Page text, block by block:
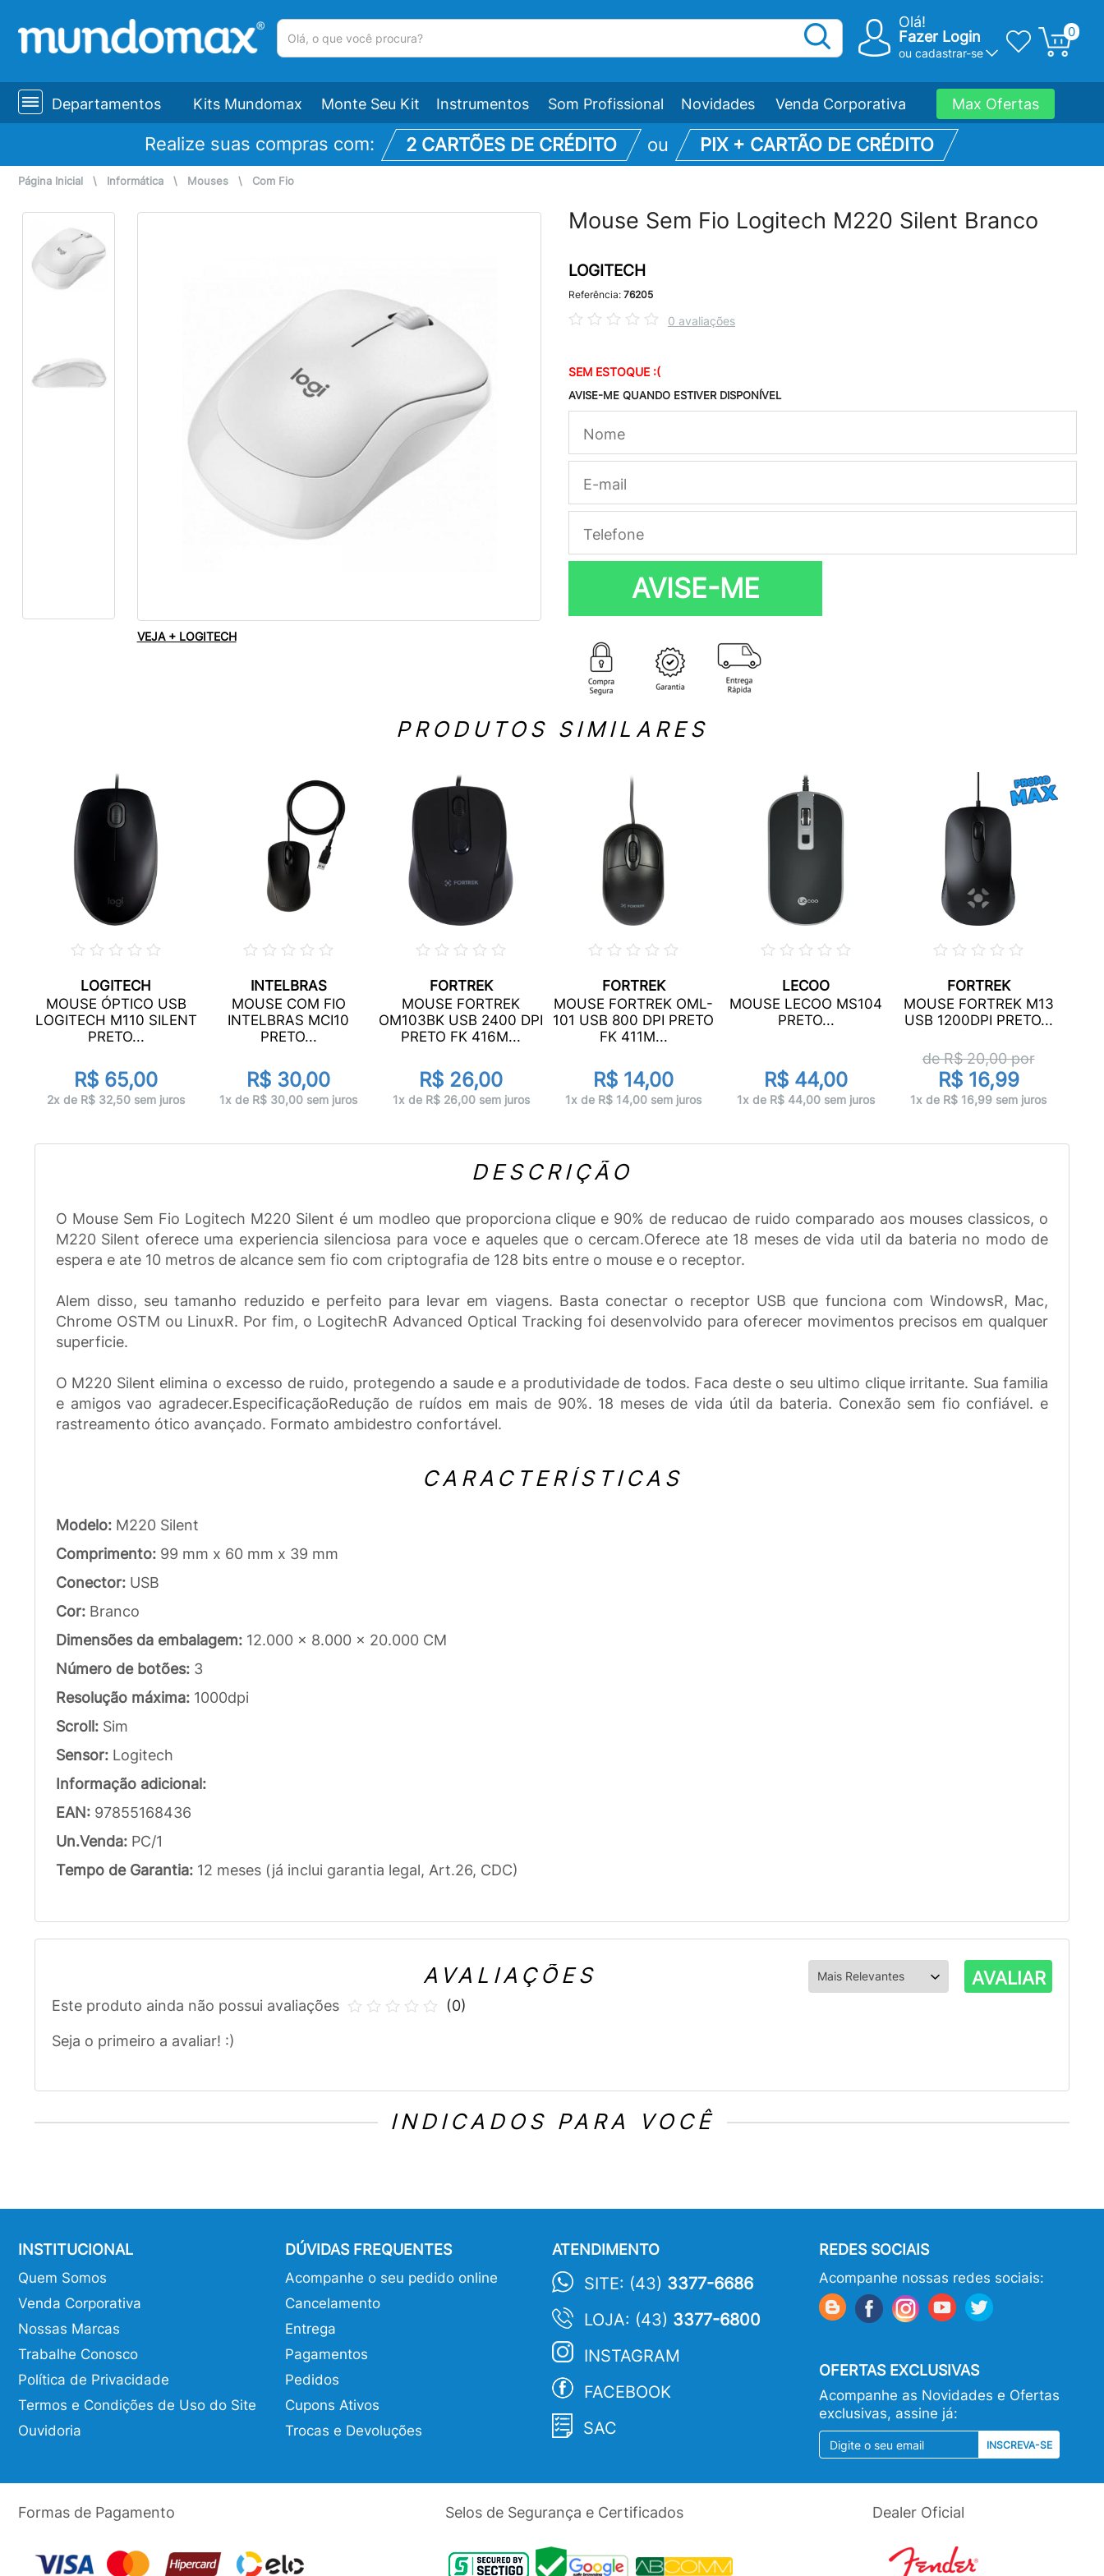
Olá!
Fazer Login
ou cadastrar-se
0
Departamentos Kits Mundomax Monte Seu Kit Instrumentos Som Profissional Novidades Venda Corporativa Max Ofertas
Realize suas compras com: 2 CARTÕES DE CRÉDITO ou PIX + CARTÃO DE CRÉDITO
Página Inicial \ Informática \ Mouses \ Com Fio
VEJA + LOGITECH
Mouse Sem Fio Logitech M220 Silent Branco
LOGITECH
Referência: 76205
0 avaliações
SEM ESTOQUE :(
AVISE-ME QUANDO ESTIVER DISPONÍVEL
AVISE-ME
PRODUTOS SIMILARES
LOGITECH
MOUSE ÓPTICO USB
LOGITECH M110 SILENT
PRETO...
R$ 65,00
2x de R$ 32,50 sem juros
INTELBRAS
MOUSE COM FIO
INTELBRAS MCI10
PRETO...
R$ 30,00
1x de R$ 30,00 sem juros
FORTREK
MOUSE FORTREK
OM103BK USB 2400 DPI
PRETO FK 416M...
R$ 26,00
1x de R$ 26,00 sem juros
FORTREK
MOUSE FORTREK OML-
101 USB 800 DPI PRETO
FK 411M...
R$ 14,00
1x de R$ 14,00 sem juros
LECOO
MOUSE LECOO MS104
PRETO...
R$ 44,00
1x de R$ 44,00 sem juros
FORTREK
MOUSE FORTREK M13
USB 1200DPI PRETO...
de R$20,00por
R$ 16,99
1x de R$ 16,99 sem juros
DESCRIÇÃO
O Mouse Sem Fio Logitech M220 Silent é um modleo que proporciona clique e 90% de reducao de ruido comparado aos mouses classicos, o
M220 Silent oferece uma experiencia silenciosa para voce e aqueles que o cercam.Oferece ate 18 meses de vida util da bateria no modo de
espera e ate 10 metros de alcance sem fio com criptografia de 128 bits entre o mouse e o receptor.
Alem disso, seu tamanho reduzido e perfeito para levar em viagens. Basta conectar o receptor USB que funciona com WindowsR, Mac,
Chrome OSTM ou LinuxR. Por fim, o LogitechR Advanced Optical Tracking foi desenvolvido para oferecer movimentos precisos em qualquer
superficie.
O M220 Silent elimina o excesso de ruido, protegendo a saude e a produtividade de todos. Faca deste o seu ultimo clique irritante. Sua familia
e amigos vao agradecer.EspecificaçãoRedução de ruídos em mais de 90%. 18 meses de vida útil da bateria. Conexão sem fio confiável. e
rastreamento ótico avançado. Formato ambidestro confortável.
CARACTERÍSTICAS
Modelo: M220 Silent
Comprimento: 99 mm x 60 mm x 39 mm
Conector: USB
Cor: Branco
Dimensões da embalagem: 12.000 x 8.000 x 20.000 CM
Número de botões: 3
Resolução máxima: 1000dpi
Scroll: Sim
Sensor: Logitech
Informação adicional:
EAN: 97855168436
Un.Venda: PC/1
Tempo de Garantia: 12 meses (já inclui garantia legal, Art.26, CDC)
AVALIAÇÕES AVALIAR
Este produto ainda não possui avaliações
Seja o primeiro a avaliar! :)
(0)
INDICADOS PARA VOCÊ
INSTITUCIONAL
Quem Somos
Venda Corporativa
Nossas Marcas
Trabalhe Conosco
Política de Privacidade
Termos e Condições de Uso do Site
Ouvidoria
DÚVIDAS FREQUENTES
Acompanhe o seu pedido online
Cancelamento
Entrega
Pagamentos
Pedidos
Cupons Ativos
Trocas e Devoluções
ATENDIMENTO
SITE: (43) 3377-6686
LOJA: (43) 3377-6800
INSTAGRAM
FACEBOOK
SAC
REDES SOCIAIS
Acompanhe nossas redes sociais:
OFERTAS EXCLUSIVAS
Acompanhe as Novidades e Ofertas
exclusivas, assine já:
INSCREVA-SE
Formas de Pagamento Selos de Segurança e Certificados Dealer Oficial